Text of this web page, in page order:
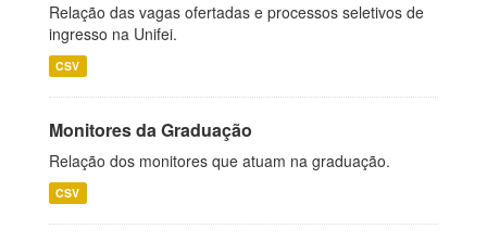
Relação das vagas ofertadas e processos seletivos de
ingresso na Unifei.
CSV
Monitores da Graduação
Relação dos monitores que atuam na graduação.
CSV